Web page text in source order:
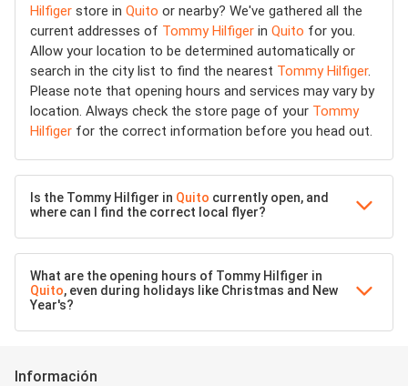
Hilfiger store in Quito or nearby? We've gathered all the
current addresses of Tommy Hilfiger in Quito for you.
Allow your location to be determined automatically or
search in the city list to find the nearest Tommy Hilfiger.
Please note that opening hours and services may vary by
location. Always check the store page of your Tommy
Hilfiger for the correct information before you head out.
Is the Tommy Hilfiger in Quito currently open, and
where can I find the correct local flyer?
What are the opening hours of Tommy Hilfiger in
Quito, even during holidays like Christmas and New
Year's?
Información